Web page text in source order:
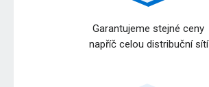
Garantujeme stejné ceny
napříč celou distribuční sítí